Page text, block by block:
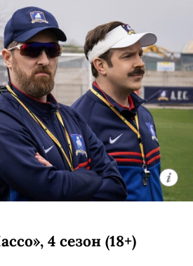
4 сезон (18+)